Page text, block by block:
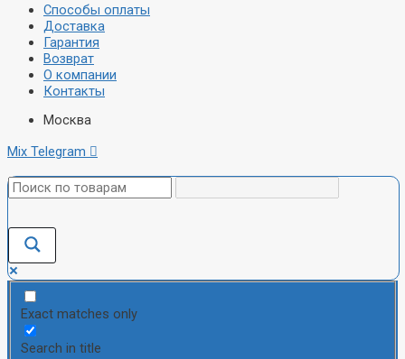
Способы оплаты
Доставка
Гарантия
Возврат
О компании
Контакты
Москва
Mix Telegram
Exact matches only
Search in title